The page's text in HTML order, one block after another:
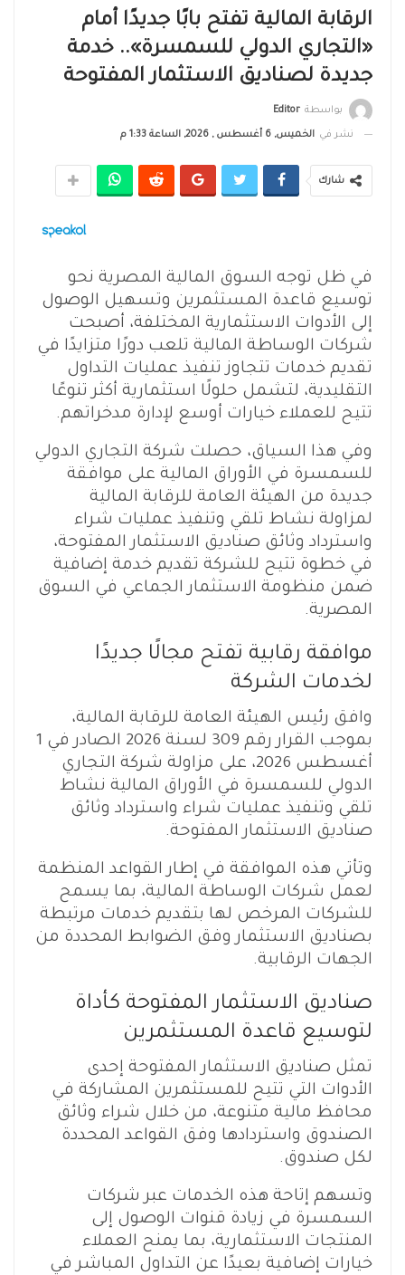
الرقابة المالية تفتح بابًا جديدًا أمام
«التجاري الدولي للسمسرة».. خدمة
جديدة لصناديق الاستثمار المفتوحة
بواسطة Editor
نشر في الخميس, 6 أغسطس , 2026, الساعة 1:33 م
شارك
في ظل توجه السوق المالية المصرية نحو
توسيع قاعدة المستثمرين وتسهيل الوصول
إلى الأدوات الاستثمارية المختلفة، أصبحت
شركات الوساطة المالية تلعب دورًا متزايدًا في
تقديم خدمات تتجاوز تنفيذ عمليات التداول
التقليدية، لتشمل حلولًا استثمارية أكثر تنوعًا
تتيح للعملاء خيارات أوسع لإدارة مدخراتهم.
وفي هذا السياق، حصلت شركة التجاري الدولي
للسمسرة في الأوراق المالية على موافقة
جديدة من الهيئة العامة للرقابة المالية
لمزاولة نشاط تلقي وتنفيذ عمليات شراء
واسترداد وثائق صناديق الاستثمار المفتوحة،
في خطوة تتيح للشركة تقديم خدمة إضافية
ضمن منظومة الاستثمار الجماعي في السوق
المصرية.
موافقة رقابية تفتح مجالًا جديدًا
لخدمات الشركة
وافق رئيس الهيئة العامة للرقابة المالية،
بموجب القرار رقم 309 لسنة 2026 الصادر في 1
أغسطس 2026، على مزاولة شركة التجاري
الدولي للسمسرة في الأوراق المالية نشاط
تلقي وتنفيذ عمليات شراء واسترداد وثائق
صناديق الاستثمار المفتوحة.
وتأتي هذه الموافقة في إطار القواعد المنظمة
لعمل شركات الوساطة المالية، بما يسمح
للشركات المرخص لها بتقديم خدمات مرتبطة
بصناديق الاستثمار وفق الضوابط المحددة من
الجهات الرقابية.
صناديق الاستثمار المفتوحة كأداة
لتوسيع قاعدة المستثمرين
تمثل صناديق الاستثمار المفتوحة إحدى
الأدوات التي تتيح للمستثمرين المشاركة في
محافظ مالية متنوعة، من خلال شراء وثائق
الصندوق واستردادها وفق القواعد المحددة
لكل صندوق.
وتسهم إتاحة هذه الخدمات عبر شركات
السمسرة في زيادة قنوات الوصول إلى
المنتجات الاستثمارية، بما يمنح العملاء
خيارات إضافية بعيدًا عن التداول المباشر في